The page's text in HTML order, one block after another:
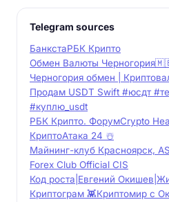
Telegram sources
БанкстаРБК Крипто
Обмен Валюты
Черногория обмен |
Продам USDT Swift #юсдт
#куплю_usdt
РБК Крипто. ФорумCrypto
КриптоАтака 24 ☃️
Майнинг-клуб Красноярск,
Forex Club Official CIS
Код роста|Евгений
Криптограм 👾Криптомир с